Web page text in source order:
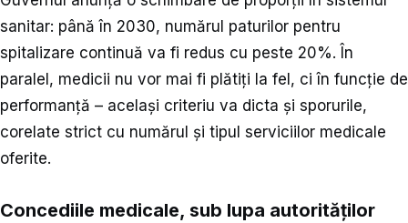
sanitar: până în 2030, numărul paturilor pentru
spitalizare continuă va fi redus cu peste 20%. În
paralel, medicii nu vor mai fi plătiți la fel, ci în funcție de
performanță – același criteriu va dicta și sporurile,
corelate strict cu numărul și tipul serviciilor medicale
oferite.
Concediile medicale, sub lupa autorităților